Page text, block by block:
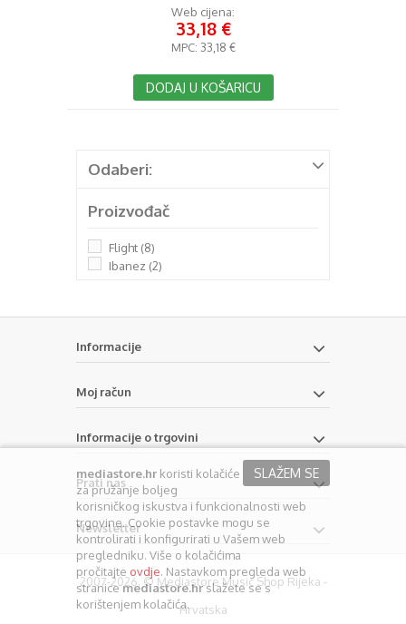
Web cijena:
33,18 €
MPC: 33,18 €
DODAJ U KOŠARICU
Odaberi:
Proizvođač
Flight (8)
Ibanez (2)
Informacije
Moj račun
Informacije o trgovini
Prati nas
Newsletter
2007-2026. © Mediastore Music Shop Rijeka -
Hrvatska
SLAŽEM SE
mediastore.hr koristi kolačiće
za pružanje boljeg
korisničkog iskustva i funkcionalnosti web
trgovine. Cookie postavke mogu se
kontrolirati i konfigurirati u Vašem web
pregledniku. Više o kolačićima
pročitajte ovdje. Nastavkom pregleda web
stranicemediastore.hrslažete se s
korištenjem kolačića.